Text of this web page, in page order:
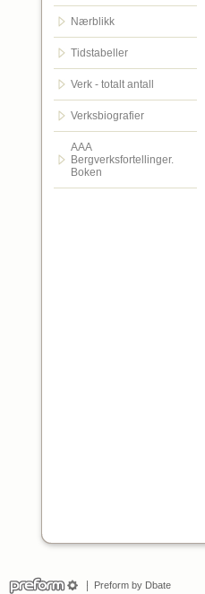
Nærblikk
Tidstabeller
Verk - totalt antall
Verksbiografier
AAA
Bergverksfortellinger.
Boken
Preform by Dbate